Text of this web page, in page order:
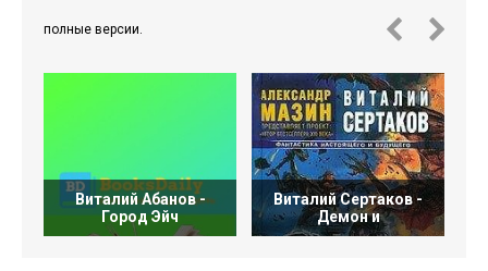
полные версии.
Виталий Абанов -
Город Эйч
Виталий Сертаков -
Демон и